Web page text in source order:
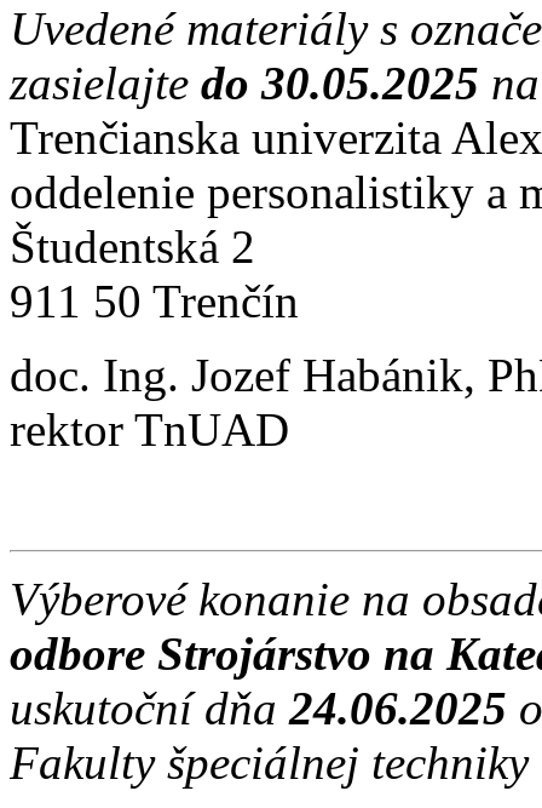
Uvedené materiály s
zasielajte do 30.05.2025
Trenčianska univerzita
oddelenie personalistiky a
Študentská 2
911 50 Trenčín
doc. Ing. Jozef Habánik,
rektor TnUAD
Výberové konanie na
odbore Strojárstvo na
uskutoční dňa24.06.2025
Fakulty špeciálnej